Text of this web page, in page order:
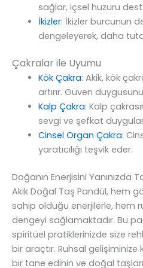
sağlar, içsel huzuru
İkizler: İkizler burcunun
dengeleyerek, daha
Çakralar ile Uyumu
Kök Çakra: Akik, kök
artırır. Güven
Kalp Çakra: Kalp
sevgi ve şefkat
Cinsel Organ Çakra:
yaratıcılığı teşvik eder.
Doğanın Enerjisini Yanınızda
Akik Doğal Taş Pandül, hem
sahip olduğu enerjilerle, hem
dengeyi sağlamaktadır. Bu
spiritüel pratiklerinizde size
bir araçtır. Ruhsal
bir tane edinin ve doğal